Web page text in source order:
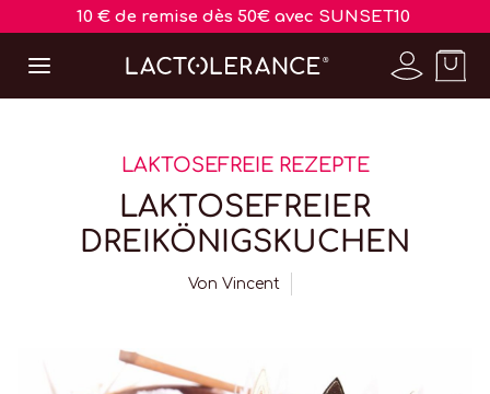
10 € de remise dès 50€ avec SUNSET10
LAKTOSEFREIE REZEPTE
LAKTOSEFREIER
DREIKÖNIGSKUCHEN
Von Vincent